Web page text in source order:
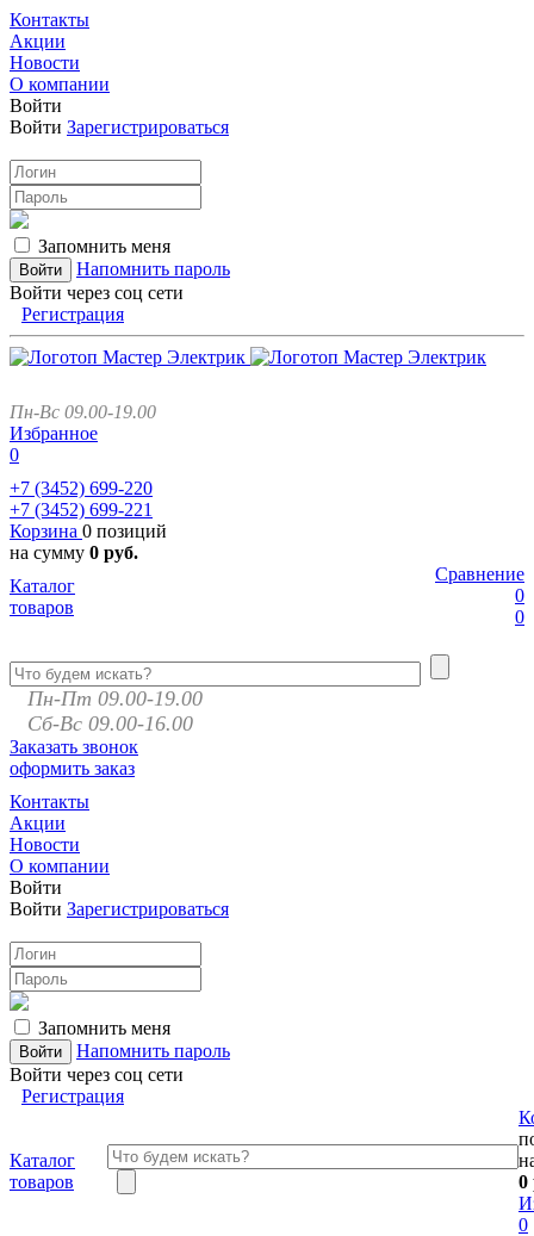
Контакты
Акции
Новости
О компании
Войти
Войти Зарегистрироваться
Запомнить меня
Напомнить пароль
Войти через соц сети
Регистрация
Пн-Вс 09.00-19.00
Избранное
0
+7 (3452) 699-220
+7 (3452) 699-221
Корзина 0 позиций
на сумму 0 руб.
Сравнение
0
0
Каталог
товаров
Пн-Пт 09.00-19.00
Сб-Вс 09.00-16.00
Заказать звонок
оформить заказ
Контакты
Акции
Новости
О компании
Войти
Войти Зарегистрироваться
Запомнить меня
Напомнить пароль
Войти через соц сети
Регистрация
Каталог
товаров
0
0